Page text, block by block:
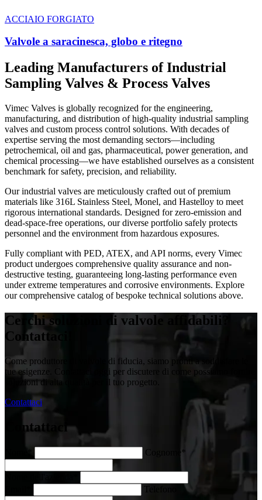
ACCIAIO FORGIATO
Valvole a saracinesca, globo e ritegno
Leading Manufacturers of Industrial
Sampling Valves & Process Valves
Vimec Valves is globally recognized for the engineering,
manufacturing, and distribution of high-quality industrial sampling
valves and custom process control solutions. With decades of
expertise serving the most demanding sectors—including
petrochemical, oil and gas, pharmaceutical, power generation, and
chemical processing—we have established ourselves as a consistent
benchmark for safety, precision, and reliability.
Our industrial valves are meticulously crafted out of premium
materials like 316L Stainless Steel, Monel, and Hastelloy to meet
rigorous international standards. Designed for zero-emission and
dead-space-free operations, our diverse portfolio safely protects
personnel and the environment from hazardous exposures.
Fully compliant with PED, ATEX, and API norms, every Vimec
product undergoes comprehensive quality assurance and non-
destructive testing, guaranteeing long-lasting performance even
under extreme temperatures and corrosive environments. Explore
our comprehensive catalog of bespoke technical solutions above.
Cerchi soluzioni di valvole affidabili?
Contattaci!
Come produttore di valvole di fiducia, siamo pronti a soddisfare le
tue esigenze. Contattaci oggi per discutere di come possiamo fornire
soluzioni di alta qualità per il tuo progetto.
Contattaci
Contattaci
Cognome*